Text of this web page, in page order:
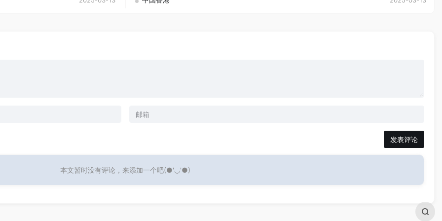
发表评论
本文暂时没有评论，来添加一个吧(●'◡'●)